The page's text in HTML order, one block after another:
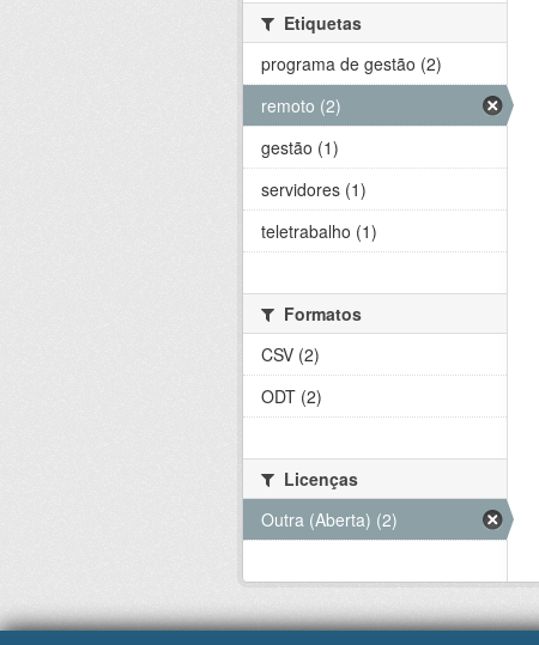
Etiquetas
programa de gestão (2)
remoto (2)
gestão (1)
servidores (1)
teletrabalho (1)
Formatos
CSV (2)
ODT (2)
Licenças
Outra (Aberta) (2)